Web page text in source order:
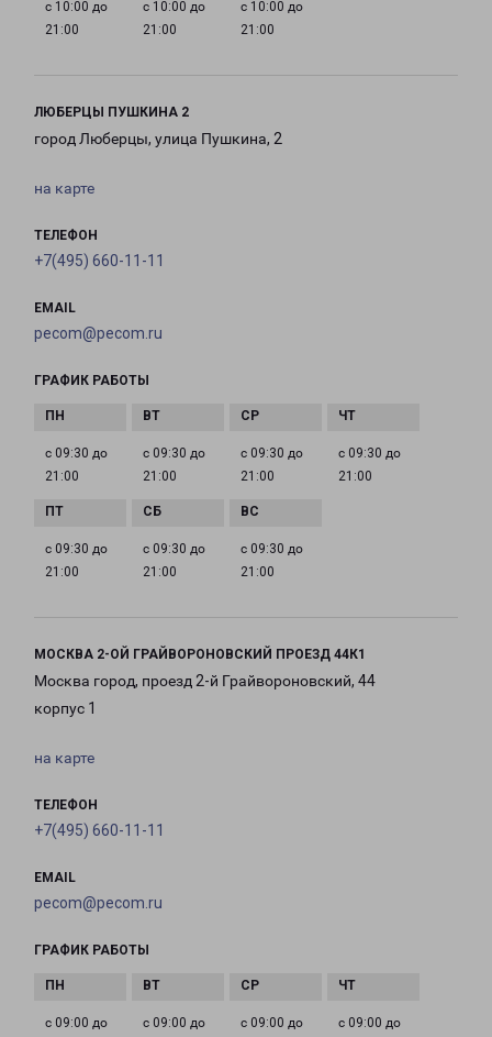
с 10:00 до
21:00
с 10:00 до
21:00
с 10:00 до
21:00
ЛЮБЕРЦЫ ПУШКИНА 2
город Люберцы, улица Пушкина, 2
на карте
ТЕЛЕФОН
+7(495) 660-11-11
EMAIL
pecom@pecom.ru
ГРАФИК РАБОТЫ
с 09:30 до
21:00
с 09:30 до
21:00
с 09:30 до
21:00
с 09:30 до
21:00
с 09:30 до
21:00
с 09:30 до
21:00
с 09:30 до
21:00
МОСКВА 2-ОЙ ГРАЙВОРОНОВСКИЙ ПРОЕЗД 44К1
Москва город, проезд 2-й Грайвороновский, 44
корпус 1
на карте
ТЕЛЕФОН
+7(495) 660-11-11
EMAIL
pecom@pecom.ru
ГРАФИК РАБОТЫ
с 09:00 до
с 09:00 до
с 09:00 до
с 09:00 до